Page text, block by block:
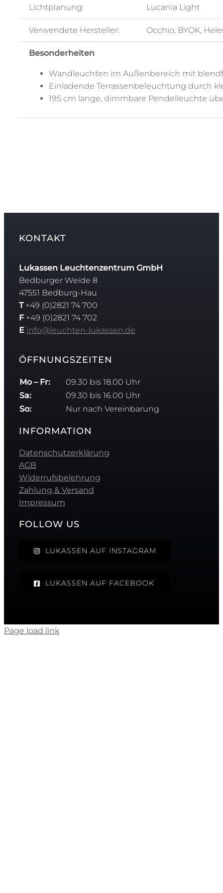
Lichtplanung: Lucania Light
Verwendete Hersteller: Occhio, BYOK,
Besonderheiten
Wandleuchten im Außenbereich mit
Einladende Terrassenbeleuchtung durch
195 cm lange, dimmbare Pendelleuchte
KONTAKT
Lukassen Leuchtenzentrum GmbH
Bedburger Weide 8
47551 Bedburg-Hau
T+49 (0)2821 74 700
F+49 (0)2821 74 702
E info@leuchten-lukassen.de
ÖFFNUNGSZEITEN
Mo – Fr:
09.30 bis 18.00 Uhr
Sa:
09.30 bis 16.00 Uhr
So:
Nur nach Vereinbarung
INFORMATION
Datenschutzerklärung
AGB
Widerrufsbelehrung
Zahlung & Versand
Impressum
FOLLOW US
LUKASSEN AUF INSTAGRAM
LUKASSEN AUF FACEBOOK
Page load link